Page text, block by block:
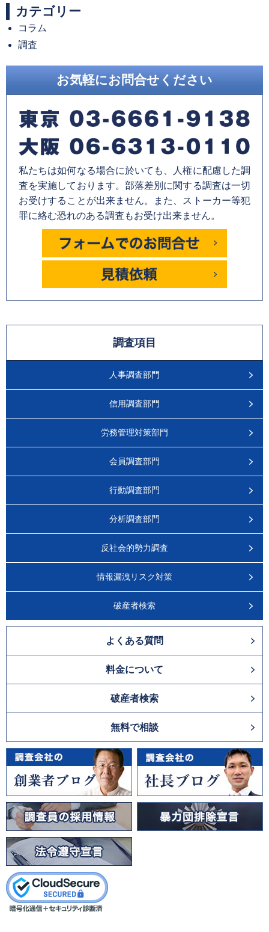
カテゴリー
コラム
調査
お気軽にお問合せください
私たちは如何なる場合に於いても、人権に配慮した調
査を実施しております。部落差別に関する調査は一切
お受けすることが出来ません。また、ストーカー等犯
罪に絡む恐れのある調査もお受け出来ません。
調査項目
人事調査部門
信用調査部門
労務管理対策部門
会員調査部門
行動調査部門
分析調査部門
反社会的勢力調査
情報漏洩リスク対策
破産者検索
よくある質問
料金について
破産者検索
無料で相談